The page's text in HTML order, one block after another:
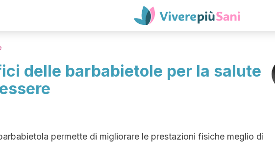
delle barbabietole per la salute
permette di migliorare le prestazioni fisiche meglio di